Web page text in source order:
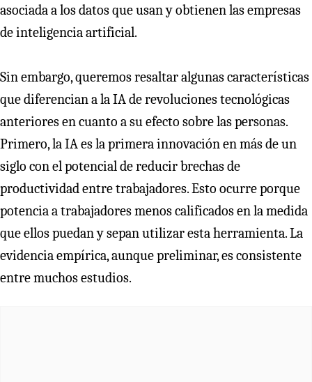
asociada a los datos que usan y obtienen las empresas
de inteligencia artificial.
Sin embargo, queremos resaltar algunas características
que diferencian a la IA de revoluciones tecnológicas
anteriores en cuanto a su efecto sobre las personas.
Primero, la IA es la primera innovación en más de un
siglo con el potencial de reducir brechas de
productividad entre trabajadores. Esto ocurre porque
potencia a trabajadores menos calificados en la medida
que ellos puedan y sepan utilizar esta herramienta. La
evidencia empírica, aunque preliminar, es consistente
entre muchos estudios.